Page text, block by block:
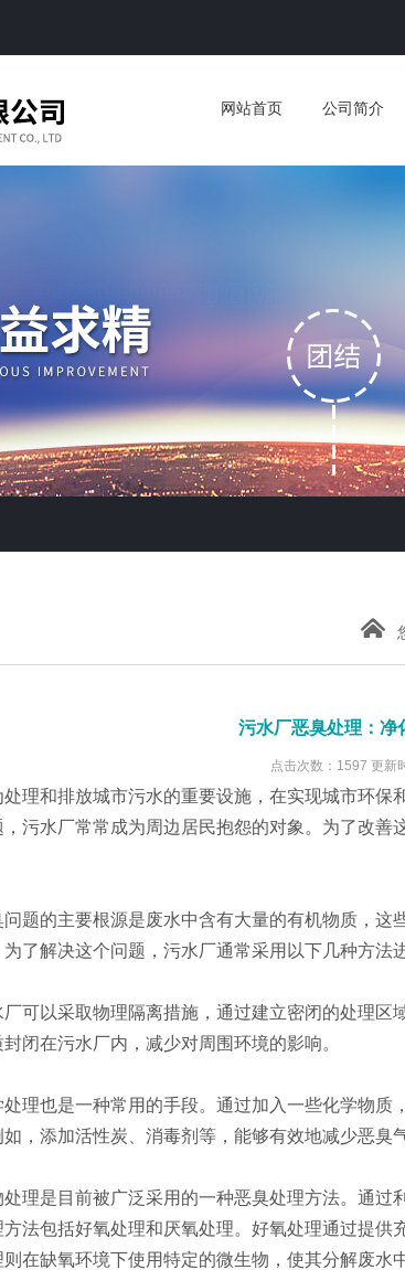
网站首页 公司简介
污水厂恶臭处理：净
点击次数：1597 更新
和排放城市污水的重要设施，在实现城市环保
污水厂常常成为周边居民抱怨的对象。为了改善
的主要根源是废水中含有大量的有机物质，这
了解决这个问题，污水厂通常采用以下几种方法
以采取物理隔离措施，通过建立密闭的处理区
闭在污水厂内，减少对周围环境的影响。
也是一种常用的手段。通过加入一些化学物质
，添加活性炭、消毒剂等，能够有效地减少恶臭
是目前被广泛采用的一种恶臭处理方法。通过
法包括好氧处理和厌氧处理。好氧处理通过提
在缺氧环境下使用特定的微生物，使其分解废水